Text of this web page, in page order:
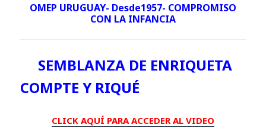
OMEP URUGUAY- Desde1957- COMPROMISO
CON LA INFANCIA
SEMBLANZA DE ENRIQUETA
COMPTE Y RIQUÉ
CLICK AQUÍ PARA ACCEDER AL VIDEO